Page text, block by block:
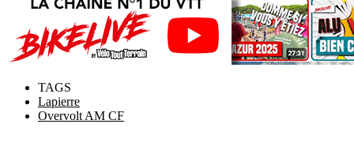
TAGS
Lapierre
Overvolt AM CF